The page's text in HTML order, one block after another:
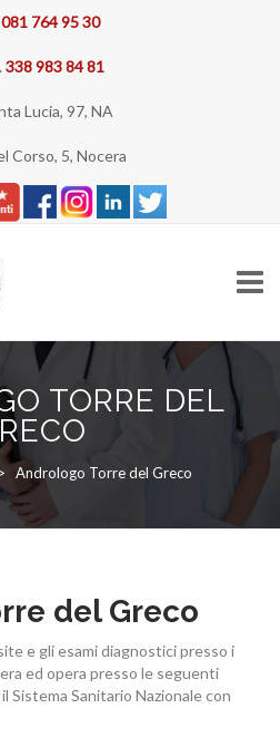
081 764 95 30
338 983 84 81
Lucia, 97, NA
Corso, 5, Nocera
TORRE DEL
> Andrologo Torre del Greco
del Greco
e gli esami diagnostici presso i
ed opera presso le seguenti
Sanitario Nazionale con